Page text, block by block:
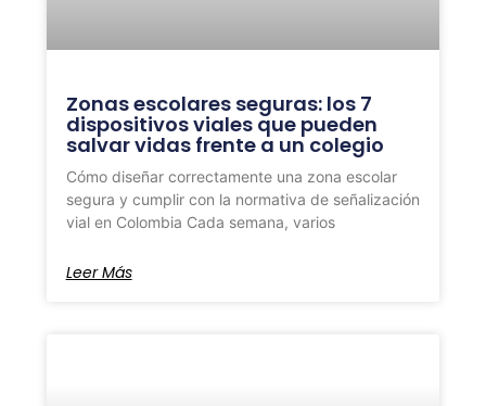
Zonas escolares seguras: los 7
dispositivos viales que pueden
salvar vidas frente a un colegio
Cómo diseñar correctamente una zona escolar
segura y cumplir con la normativa de señalización
vial en Colombia Cada semana, varios
Leer Más